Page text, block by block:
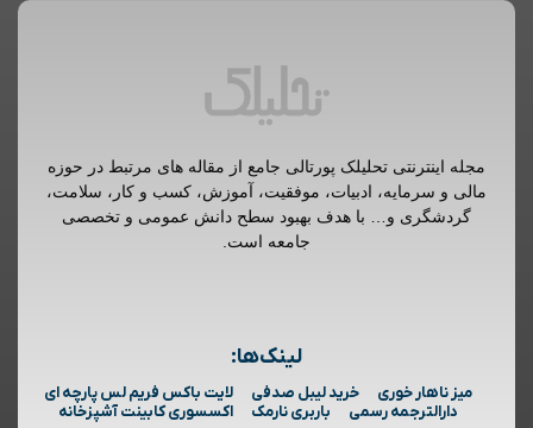
مجله اینترنتی تحلیلک پورتالی جامع از مقاله های مرتبط در حوزه
مالی و سرمایه، ادبیات، موفقیت، آموزش، کسب و کار، سلامت،
گردشگری و… با هدف بهبود سطح دانش عمومی و تخصصی
جامعه است.
لینک‌ها:
میز ناهار خوری خرید لیبل صدفی
لایت باکس فریم لس پارچه ای
دارالترجمه رسمی
باربری نارمک اکسسوری کابینت آشپزخانه